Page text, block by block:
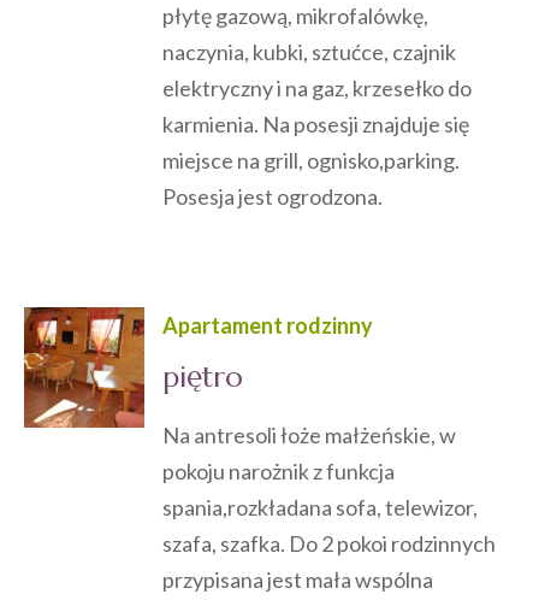
płytę gazową, mikrofalówkę,
naczynia, kubki, sztućce, czajnik
elektryczny i na gaz, krzesełko do
karmienia. Na posesji znajduje się
miejsce na grill, ognisko,parking.
Posesja jest ogrodzona.
Apartament rodzinny
piętro
Na antresoli łoże małżeńskie, w
pokoju narożnik z funkcja
spania,rozkładana sofa, telewizor,
szafa, szafka. Do 2 pokoi rodzinnych
przypisana jest mała wspólna